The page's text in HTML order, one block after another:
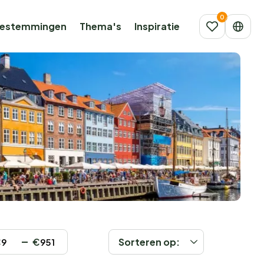
Thema's Inspiratie
€ Sorteren op: